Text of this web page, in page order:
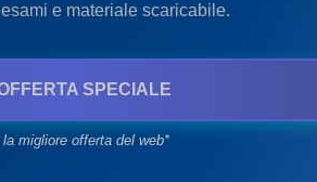
e materiale scaricabile.
SPECIALE
la migliore offerta del web*